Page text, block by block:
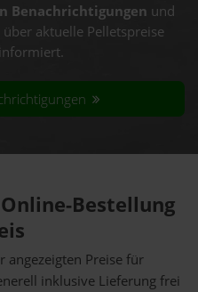
Benachrichtigungen und
aktuelle Pelletspreise
Bestellung
angezeigten Preise für
inklusive Lieferung frei